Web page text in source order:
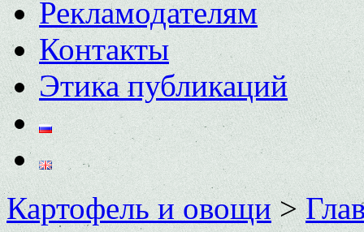
Рекламодателям
Контакты
Этика публикаций
Картофель и овощи>